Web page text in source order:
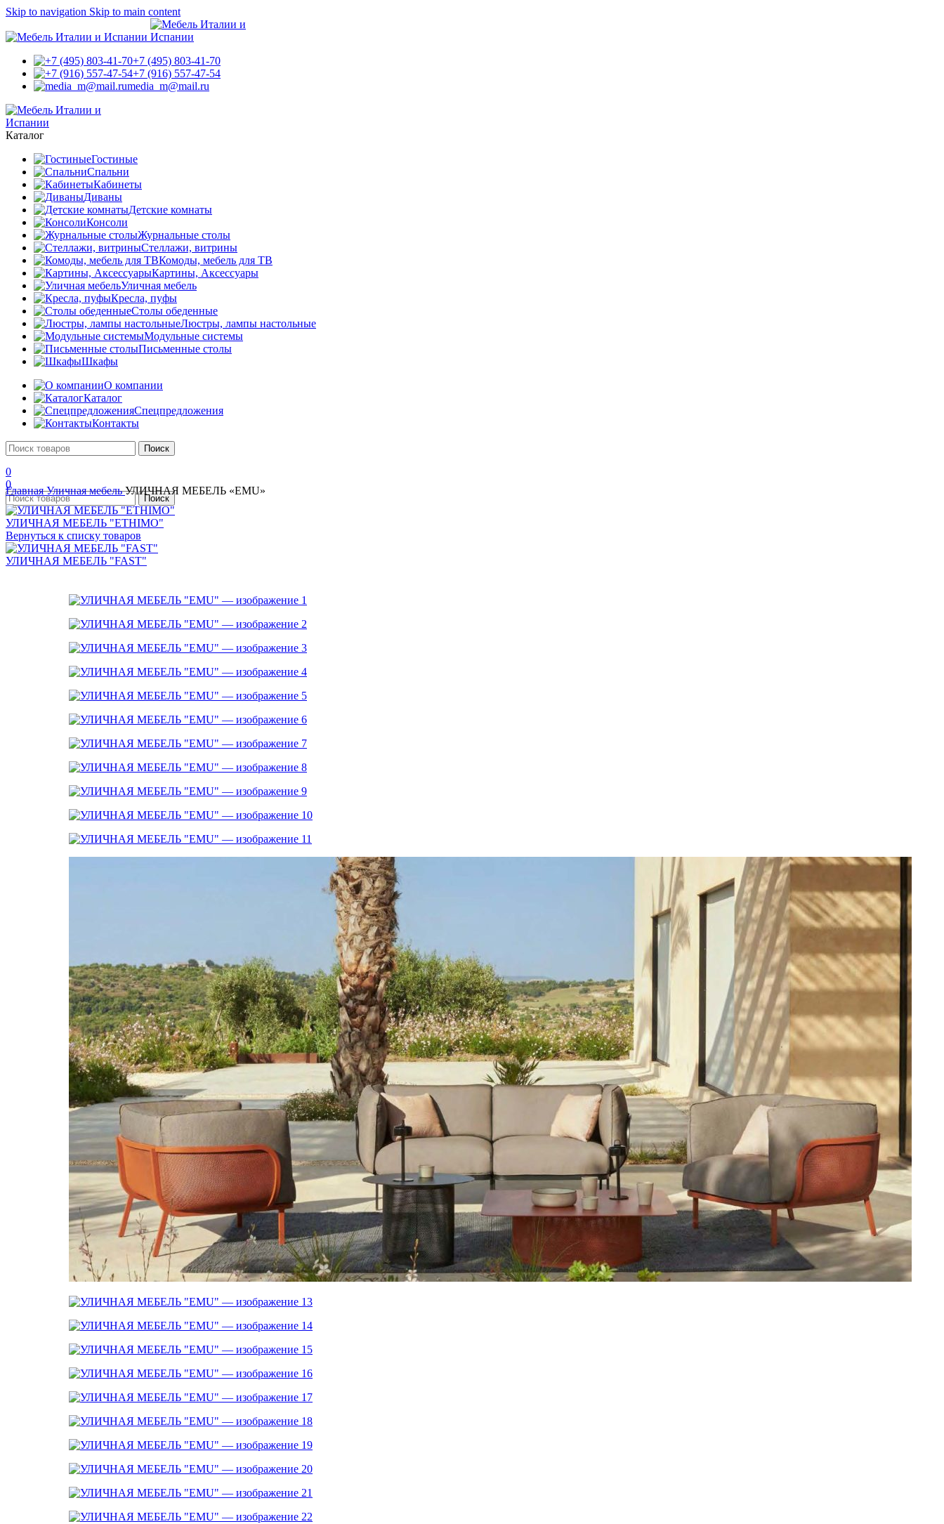
Skip to navigation Skip to main content
+7 (495) 803-41-70
+7 (916) 557-47-54
media_m@mail.ru
Каталог
Гостиные
Спальни
Кабинеты
Диваны
Детские комнаты
Консоли
Журнальные столы
Стеллажи, витрины
Комоды, мебель для ТВ
Картины, Аксессуары
Уличная мебель
Кресла, пуфы
Столы обеденные
Люстры, лампы настольные
Модульные системы
Письменные столы
Шкафы
О компании
Каталог
Спецпредложения
Контакты
Поиск
0
0
Поиск
ГлавнаяУличная мебельУЛИЧНАЯ МЕБЕЛЬ «EMU»
УЛИЧНАЯ МЕБЕЛЬ "ETHIMO"
Вернуться к списку товаров
УЛИЧНАЯ МЕБЕЛЬ "FAST"